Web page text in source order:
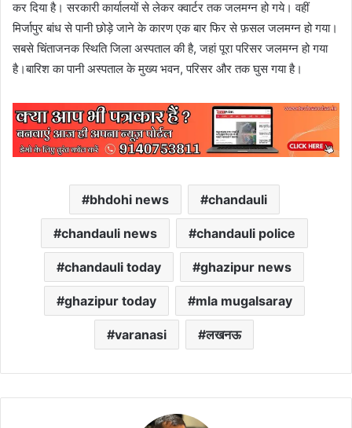
कर दिया है। सरकारी कार्यालयों से लेकर क्वार्टर तक जलमग्न हो गये। वहीं
मिर्जापुर बांध से पानी छोड़े जाने के कारण एक बार फिर से फ़सल जलमग्न हो गया।
सबसे चिंताजनक स्थिति जिला अस्पताल की है, जहां पूरा परिसर जलमग्न हो गया
है।बारिश का पानी अस्पताल के मुख्य भवन, परिसर और तक घुस गया है।
bhdohi news chandauli
chandauli news chandauli police
chandauli today ghazipur news
ghazipur today mla mugalsaray
varanasi लखनऊ